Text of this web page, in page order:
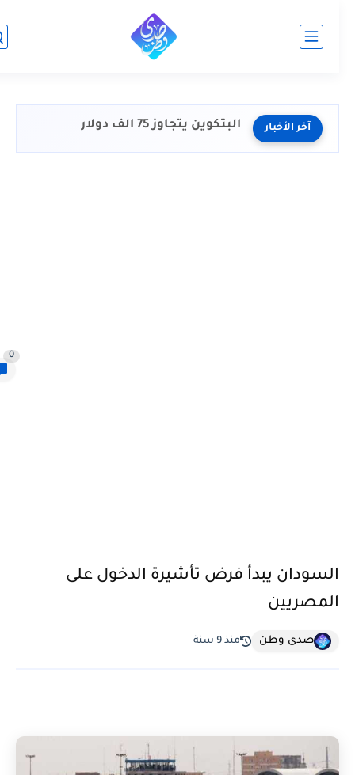
آخر الأخبار البتكوين يتجاوز 75 الف دولار
السودان يبدأ فرض تأشيرة الدخول على
المصريين
صدى وطن منذ 9 سنة